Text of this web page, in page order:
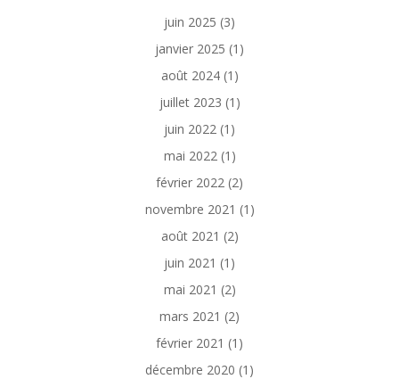
juin 2025 (3)
janvier 2025 (1)
août 2024(1)
juillet 2023 (1)
juin 2022 (1)
mai 2022 (1)
février 2022 (2)
novembre 2021 (1)
août 2021 (2)
juin 2021 (1)
mai 2021 (2)
mars 2021 (2)
février 2021 (1)
décembre 2020 (1)